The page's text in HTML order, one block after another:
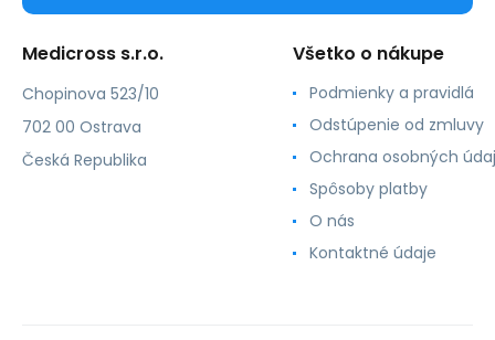
Medicross s.r.o.
Chopinova 523/10
702 00 Ostrava
Česká Republika
Všetko o nákupe
Podmienky a pravidlá
Odstúpenie od zmluvy
Ochrana osobných
Spôsoby platby
O nás
Kontaktné údaje